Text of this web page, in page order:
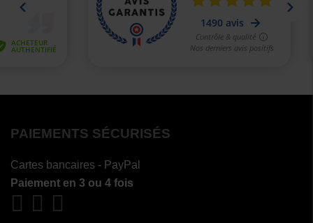
PAIEMENTS SÉCURISÉS
Cartes bancaires - PayPal
Paiement en 3 ou 4 fois